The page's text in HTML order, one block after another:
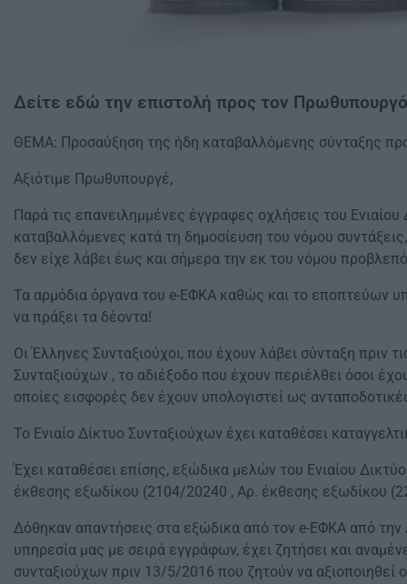
Δείτε εδώ την επιστολή προς τον
ΘΕΜΑ: Προσαύξηση της ήδη καταβαλλόμενης σύνταξης
Αξιότιμε Πρωθυπουργέ,
Παρά τις επανειλημμένες έγγραφες οχλήσεις του
καταβαλλόμενες κατά τη δημοσίευση του νόμου
δεν είχε λάβει έως και σήμερα την εκ του νόμου
Τα αρμόδια όργανα του e-ΕΦΚΑ καθώς και το εποπτεύων
να πράξει τα δέοντα!
Οι Έλληνες Συνταξιούχοι, που έχουν λάβει σύνταξη πριν
Συνταξιούχων , το αδιέξοδο που έχουν περιέλθει όσοι
οποίες εισφορές δεν έχουν υπολογιστεί ως
Το Ενιαίο Δίκτυο Συνταξιούχων έχει καταθέσει
Έχει καταθέσει επίσης, εξώδικα μελών του Ενιαίου
έκθεσης εξωδίκου (2104/20240 , Αρ. έκθεσης εξωδίκου
Δόθηκαν απαντήσεις στα εξώδικα από τον e-ΕΦΚΑ από
υπηρεσία μας με σειρά εγγράφων, έχει ζητήσει και
συνταξιούχων πριν 13/5/2016 που ζητούν να